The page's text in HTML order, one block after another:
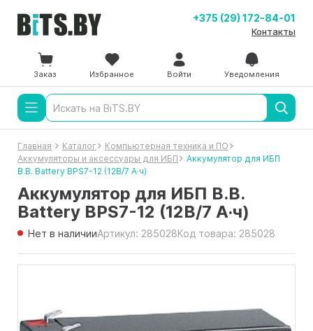
+375 (29) 172-84-01
Контакты
Заказ Избранное Войти Уведомления
Главная Каталог
Компьютерная техника и ПО
Аккумуляторы и аксессуары для ИБП
Аккумулятор для ИБП
B.B. Battery BPS7-12 (12В/7 А·ч)
Аккумулятор для ИБП B.B.
Battery BPS7-12 (12В/7 А·ч)
Нет в наличииАртикул: 285028Код товара: 285028